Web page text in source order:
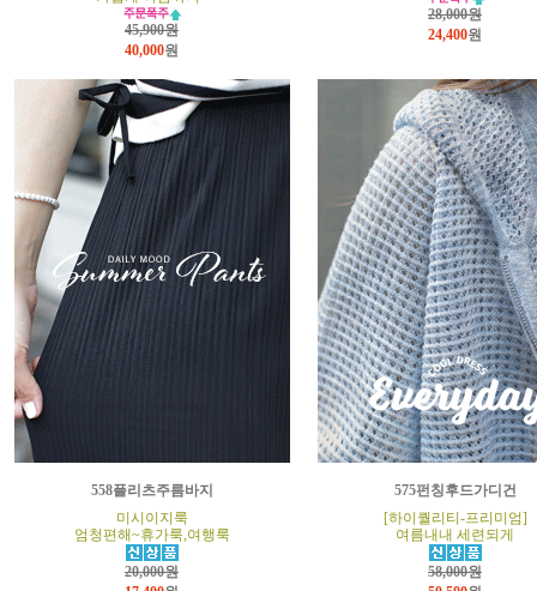
45,900원
40,000원
28,000원
24,400원
558플리츠주름바지
미시이지룩
엄청편해~휴가룩,여행룩
20,000원
575펀칭후드가디건
[하이퀄리티-프리미엄]
여름내내 세련되게
58,000원